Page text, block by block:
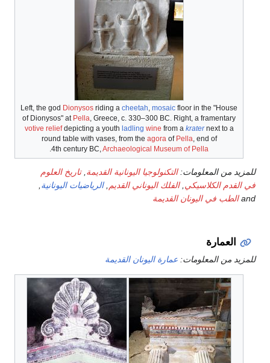
Left, the god Dionysos riding acheetah,mosaic floor in the "House
of Dionysos" at Pella, Greece, c. 330–300 BC. Right, a framentary
votive reliefdepicting a youth ladling wine from a kraternext to a
round table with vases, from the agoraof Pella, end of
4th century BC,Archaeological Museum of Pella
.
للمزيد من المعلومات:التكنولوجيا اليونانية القديمة ,تاريخ العلوم
في القدم الكلاسيكي ,الفلك اليوناني القديم ,الرياضيات اليونانية
and الطب في اليونان القديمة
العمارة
للمزيد من المعلومات: عمارة اليونان القديمة
المؤسسات